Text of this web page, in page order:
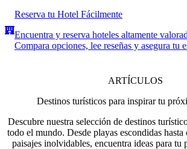
Reserva tu Hotel Fácilmente
Encuentra y reserva hoteles altamente
Compara opciones, lee reseñas y asegura tu
ARTÍCULOS
Destinos turísticos para inspirar tu
Descubre nuestra selección de destinos
todo el mundo. Desde playas escondidas
paisajes inolvidables, encuentra ideas para tu